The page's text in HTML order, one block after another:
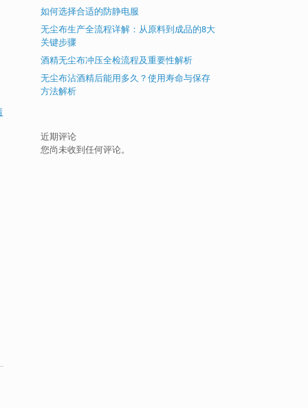
如何选择合适的防静电服
无尘布生产全流程详解：从原料到成品的8大
关键步骤
酒精无尘布冲压全检流程及重要性解析
无尘布沾酒精后能用多久？使用寿命与保存
方法解析
近期评论
您尚未收到任何评论。